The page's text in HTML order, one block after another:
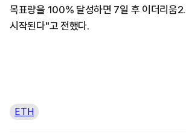
목표량을 100% 달성하면 7일 후 이더리움
시작된다"고 전했다.
ETH